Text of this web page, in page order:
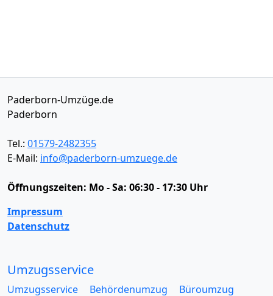
Paderborn-Umzüge.de
Paderborn
Tel.: 01579-2482355
E-Mail: info@paderborn-umzuege.de
Öffnungszeiten: Mo - Sa: 06:30 - 17:30 Uhr
Impressum
Datenschutz
Umzugsservice
Umzugsservice Behördenumzug
Büroumzug